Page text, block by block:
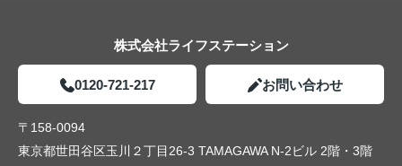
株式会社ライフステーション
0120-721-217 お問い合わせ
〒158-0094
東京都世田谷区玉川２丁目26-3 TAMAGAWA N-2ビル 2階・3階